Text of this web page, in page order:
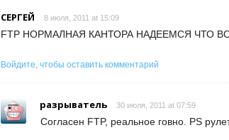
СЕРГЕЙ 8 июля, 2011 at 15:09
FTP НОРМАЛНАЯ КАНТОРА НАДЕЕМСЯ ЧТО
Войдите, чтобы оставить комментарий
разрыватель 30 июля, 2011 at 07:59
Согласен FTP, реальное говно. PS